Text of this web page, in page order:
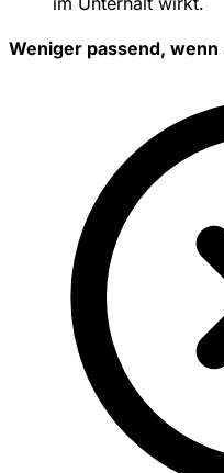
Weniger passend,